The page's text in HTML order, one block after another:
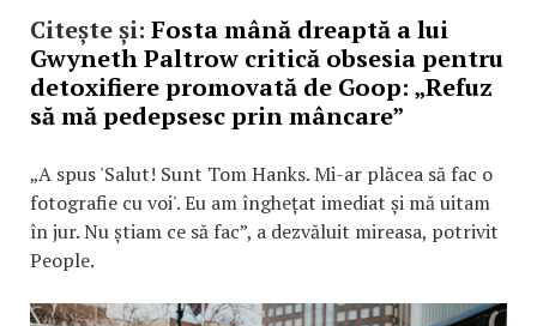
Citește și: Fosta mână dreaptă a lui
Gwyneth Paltrow critică obsesia pentru
detoxifiere promovată de Goop: „Refuz
să mă pedepsesc prin mâncare”
„A spus 'Salut! Sunt Tom Hanks. Mi-ar plăcea să fac o
fotografie cu voi'. Eu am înghețat imediat și mă uitam
în jur. Nu știam ce să fac”, a dezvăluit mireasa, potrivit
People.